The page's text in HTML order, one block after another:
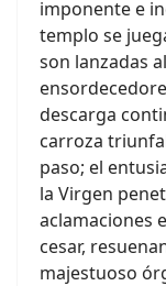
imponente e
templo se
son lanzadas
descarga
carroza
paso; el
la Virgen
aclamaciones
cesar,
majestuoso